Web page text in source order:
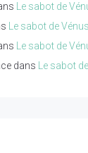
Le sabot de
Le sabot de
Le sabot de
dans Le sabot